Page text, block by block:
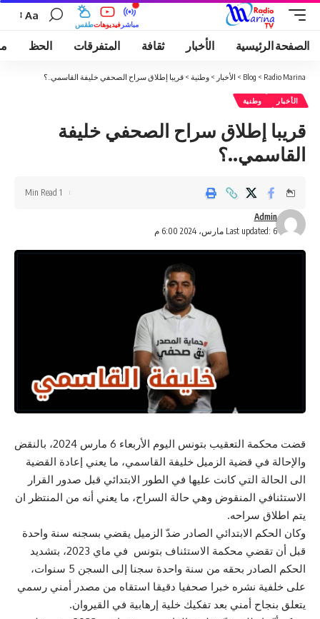
طقسفيديوهات مباشر
Aa
الصفحة الرئيسية الأخبار ثقافة المتفرقات الحظ
Radio Marina
>
Blog
> الأخبار > وطنية > قريبا إطلاق سراح الصحفي خليفة القاسمي..؟
الأخبار وطنية
قريبا إطلاق سراح الصحفي خليفة
القاسمي..؟
Last updated: 6 مارس، 2024 6:00 م
Admin
1 Min Read
قضت محكمة التعقيب بتونس اليوم الأربعاء 6 مارس 2024، بالنقض
والإحالة في قضية الزميل خليفة القاسمي، ما يعني إعادة القضية
الى الحالة التي كانت عليها في الطور الابتدائي قبل صدور القرار
الاستئنافي المنقوض وهي حالة السراح، ما يعني أنه من المنتظر ان
يتم اطلاق سراحه.
وكان الحكم الابتدائي الصادر ضدّ الزميل يقضي بسجنه سنة واحدة
قبل أن تقضي محكمة الاستئناف بتونس في ماي 2023، بتشديد
الحكم الصادر بحقه من سنة واحدة سجنا إلى السجن 5 سنوات،
على خلفية نشره خبرا صحفيا دقيقا استقاه من مصدر أمني رسمي
يتعلق بنجاح أمني بعد تفكيك خلية إرهابية في القيروان.